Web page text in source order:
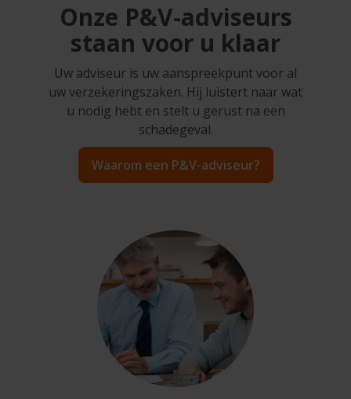
Onze P&V-adviseurs
staan voor u klaar
Uw adviseur is uw aanspreekpunt voor al
uw verzekeringszaken. Hij luistert naar wat
u nodig hebt en stelt u gerust na een
schadegeval.
Waarom een P&V-adviseur?